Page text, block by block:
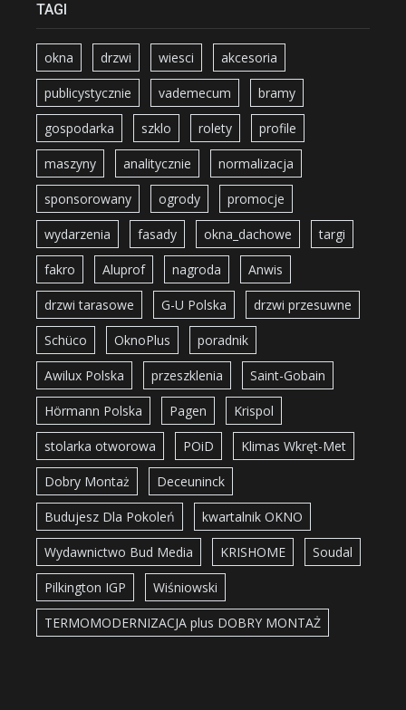
TAGI
okna drzwi wiesci akcesoria
publicystycznie vademecum bramy
gospodarka szklo rolety profile
maszyny analitycznie normalizacja
sponsorowany ogrody promocje
wydarzenia fasady okna_dachowe targi
fakro Aluprof nagroda Anwis
drzwi tarasowe G-U Polska drzwi przesuwne
Schüco OknoPlus poradnik
Awilux Polska przeszklenia Saint-Gobain
Hörmann Polska Pagen Krispol
stolarka otworowa POiD Klimas Wkręt-Met
Dobry Montaż Deceuninck
Budujesz Dla Pokoleń kwartalnik OKNO
Wydawnictwo Bud Media KRISHOME Soudal
Pilkington IGP Wiśniowski
TERMOMODERNIZACJA plus DOBRY MONTAŻ